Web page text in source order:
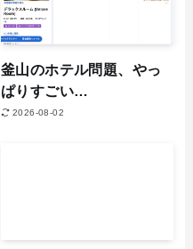
釜山のホテル問題、やっ
ぱりすごい…
2026-08-02